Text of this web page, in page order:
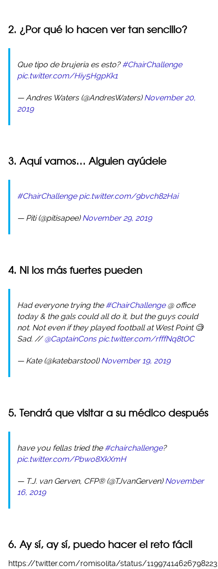
2. ¿Por qué lo hacen ver tan sencillo?
Que tipo de brujeria es esto?#ChairChallenge
pic.twitter.com/Hiy5HgpKk1
— Andres Waters (@AndresWaters)November 20,
2019
3. Aquí vamos… Alguien ayúdele
#ChairChallenge pic.twitter.com/9bvch82Hai
— Piti (@pitisapee)November 29, 2019
4. Ni los más fuertes pueden
Had everyone trying the #ChairChallenge@ office
today & the gals could all do it, but the guys could
not. Not even if they played football at West Point 🧐
Sad. //@CaptainCons pic.twitter.com/rfffNq8tOC
— Kate (@katebarstool)November 19, 2019
5. Tendrá que visitar a su médico después
have you fellas tried the #chairchallenge?
pic.twitter.com/Pbwo8XkXmH
— T.J. van Gerven, CFP® (@TJvanGerven)November
16, 2019
6. Ay sí, ay sí, puedo hacer el reto fácil
https://twitter.com/romisolita/status/